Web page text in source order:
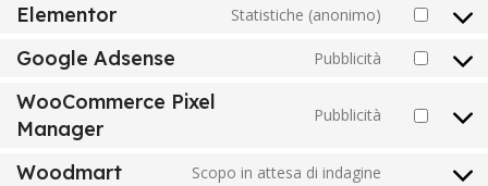
Elementor Statistiche (anonimo)
Google Adsense Pubblicità
WooCommerce Pixel
Manager
Pubblicità
Woodmart Scopo in attesa di indagine